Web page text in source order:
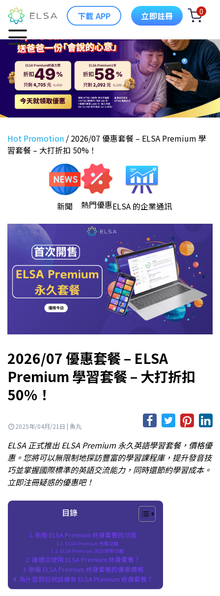
下載 APP 立即註冊 0
Hot Promotion / 2026/07 優惠套餐 – ELSA Premium 學
習套餐 – 大打折扣 50%！
新聞 熱門優惠ELSA 的企業通訊
2026/07 優惠套餐 – ELSA
Premium 學習套餐 – 大打折扣
50%！
2025年/04月/21日 | 魚丸
ELSA 正式推出 ELSA Premium 永久英語學習套餐，價格優
惠。您將可以無限制地探訪豐富的學習課程庫，提升發音技
巧並掌握國際標準的英語交流能力，同時還節約學習成本。
立即注冊疑惑的優惠吧！
目錄
新版 ELSA Premium 終身套餐的功能
ELSA Premium 亮點功能
ELSA Premium 2025 的新功能
誰適合使用 ELSA Premium 終身套餐？
新版 ELSA Premium 終身套餐的優惠價格
為什麼即日就該擁有 ELSA Premium 終身套餐？